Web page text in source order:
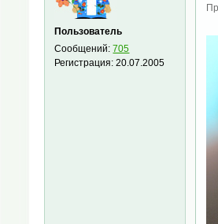
Пользователь
Сообщений:705
Регистрация:20.07.2005